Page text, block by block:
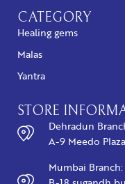
CATEGORY
Healing gems
Malas
Yantra
STORE
Dehradun
A-9 Meedo
Mumbai Branch: